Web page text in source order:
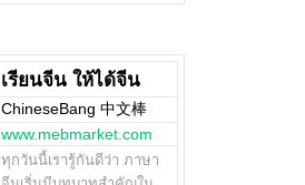
เรียนจีน ให้ได้จีน
ChineseBang 中文棒
www.mebmarket.com
ทุกวันนี้เรารู้กันดีว่า ภาษา